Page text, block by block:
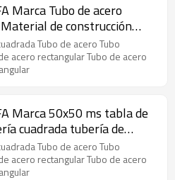
Marca Tubo de acero
de construcción
Tubo de acero Tubo
acero rectangular Tubo de acero
Marca 50x50 ms tabla de
cuadrada tubería de
Tubo de acero Tubo
acero rectangular Tubo de acero